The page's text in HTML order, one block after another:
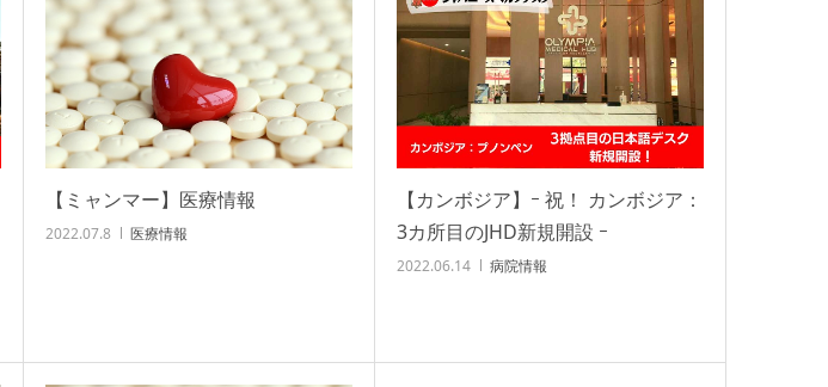
【ミャンマー】医療情報
2022.07.8 医療情報
【カンボジア】ｰ 祝！ カンボジア：
3カ所目のJHD新規開設 ｰ
2022.06.14 病院情報